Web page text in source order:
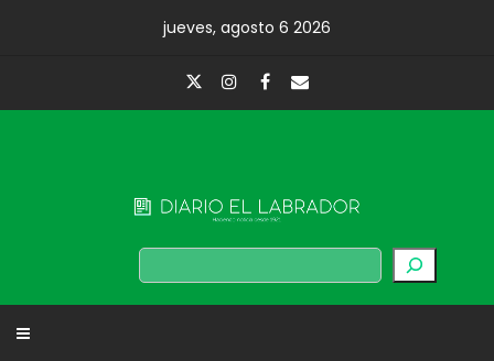
jueves, agosto 6 2026
Buscar